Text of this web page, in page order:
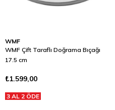
WMF
WMF Çift Taraflı Doğrama Bıçağı
17.5 cm
₺1.599,00
3 AL 2 ÖDE